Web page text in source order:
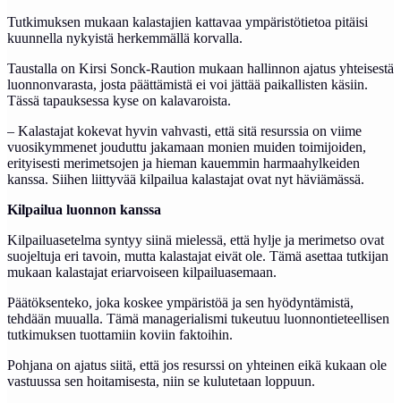
Tutkimuksen mukaan kalastajien kattavaa ympäristötietoa pitäisi
kuunnella nykyistä herkemmällä korvalla.
Taustalla on Kirsi Sonck-Raution mukaan hallinnon ajatus yhteisestä
luonnonvarasta, josta päättämistä ei voi jättää paikallisten käsiin.
Tässä tapauksessa kyse on kalavaroista.
– Kalastajat kokevat hyvin vahvasti, että sitä resurssia on viime
vuosikymmenet jouduttu jakamaan monien muiden toimijoiden,
erityisesti merimetsojen ja hieman kauemmin harmaahylkeiden
kanssa. Siihen liittyvää kilpailua kalastajat ovat nyt häviämässä.
Kilpailua luonnon kanssa
Kilpailuasetelma syntyy siinä mielessä, että hylje ja merimetso ovat
suojeltuja eri tavoin, mutta kalastajat eivät ole. Tämä asettaa tutkijan
mukaan kalastajat eriarvoiseen kilpailuasemaan.
Päätöksenteko, joka koskee ympäristöä ja sen hyödyntämistä,
tehdään muualla. Tämä managerialismi tukeutuu luonnontieteellisen
tutkimuksen tuottamiin koviin faktoihin.
Pohjana on ajatus siitä, että jos resurssi on yhteinen eikä kukaan ole
vastuussa sen hoitamisesta, niin se kulutetaan loppuun.